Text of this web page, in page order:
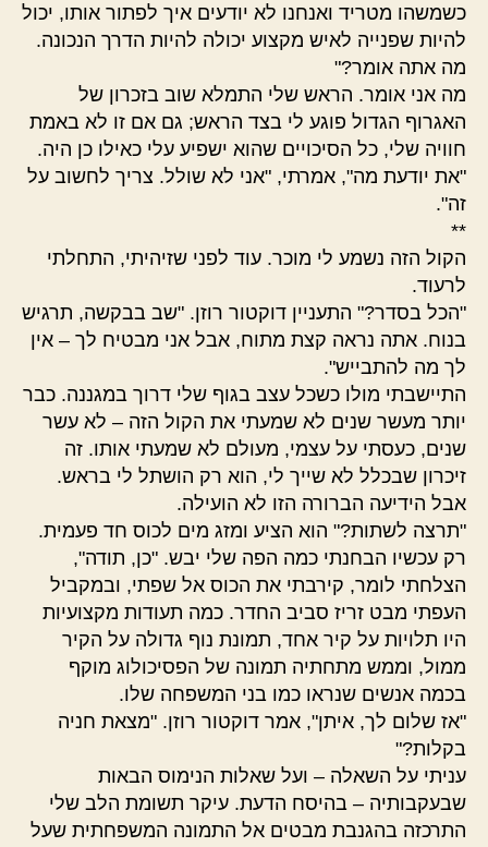
כשמשהו מטריד ואנחנו לא יודעים איך לפתור אותו, יכול
להיות שפנייה לאיש מקצוע יכולה להיות הדרך הנכונה.
מה אתה אומר?"
מה אני אומר. הראש שלי התמלא שוב בזכרון של
האגרוף הגדול פוגע לי בצד הראש; גם אם זו לא באמת
חוויה שלי, כל הסיכויים שהוא ישפיע עלי כאילו כן היה.
"את יודעת מה", אמרתי, "אני לא שולל. צריך לחשוב על
זה".
**
הקול הזה נשמע לי מוכר. עוד לפני שזיהיתי, התחלתי
לרעוד.
"הכל בסדר?" התעניין דוקטור רוזן. "שב בבקשה, תרגיש
בנוח. אתה נראה קצת מתוח, אבל אני מבטיח לך – אין
לך מה להתבייש".
התיישבתי מולו כשכל עצב בגוף שלי דרוך במגננה. כבר
יותר מעשר שנים לא שמעתי את הקול הזה – לא עשר
שנים, כעסתי על עצמי, מעולם לא שמעתי אותו. זה
זיכרון שבכלל לא שייך לי, הוא רק הושתל לי בראש.
אבל הידיעה הברורה הזו לא הועילה.
"תרצה לשתות?" הוא הציע ומזג מים לכוס חד פעמית.
רק עכשיו הבחנתי כמה הפה שלי יבש. "כן, תודה",
הצלחתי לומר, קירבתי את הכוס אל שפתי, ובמקביל
העפתי מבט זריז סביב החדר. כמה תעודות מקצועיות
היו תלויות על קיר אחד, תמונת נוף גדולה על הקיר
ממול, וממש מתחתיה תמונה של הפסיכולוג מוקף
בכמה אנשים שנראו כמו בני המשפחה שלו.
"אז שלום לך, איתן", אמר דוקטור רוזן. "מצאת חניה
בקלות?"
עניתי על השאלה – ועל שאלות הנימוס הבאות
שבעקבותיה – בהיסח הדעת. עיקר תשומת הלב שלי
התרכזה בהגנבת מבטים אל התמונה המשפחתית שעל